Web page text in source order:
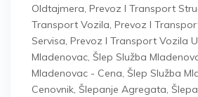
Oldtajmera, Prevoz I Transport
Transport Vozila, Prevoz I
Servisa, Prevoz I Transport Vozila
Mladenovac, Šlep Služba
Mladenovac - Cena, Šlep Služba
Cenovnik, Šlepanje Agregata,